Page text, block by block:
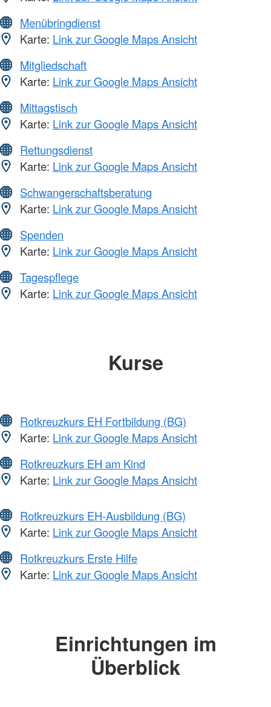
Menübringdienst
Karte: Link zur Google Maps Ansicht
Mitgliedschaft
Karte: Link zur Google Maps Ansicht
Mittagstisch
Karte: Link zur Google Maps Ansicht
Rettungsdienst
Karte: Link zur Google Maps Ansicht
Schwangerschaftsberatung
Karte: Link zur Google Maps Ansicht
Spenden
Karte: Link zur Google Maps Ansicht
Tagespflege
Karte: Link zur Google Maps Ansicht
Kurse
Rotkreuzkurs EH Fortbildung (BG)
Karte: Link zur Google Maps Ansicht
Rotkreuzkurs EH am Kind
Karte: Link zur Google Maps Ansicht
Rotkreuzkurs EH-Ausbildung (BG)
Karte: Link zur Google Maps Ansicht
Rotkreuzkurs Erste Hilfe
Karte: Link zur Google Maps Ansicht
Einrichtungen im
Überblick